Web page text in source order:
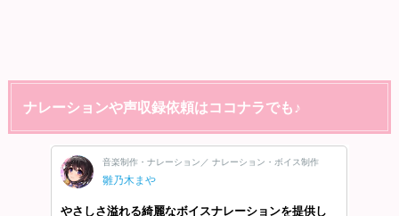
ナレーションや声収録依頼はココナラでも♪